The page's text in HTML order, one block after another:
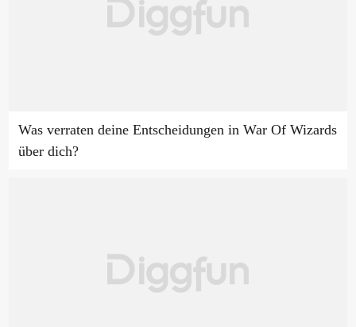
Was verraten deine Entscheidungen in War Of Wizards
über dich?